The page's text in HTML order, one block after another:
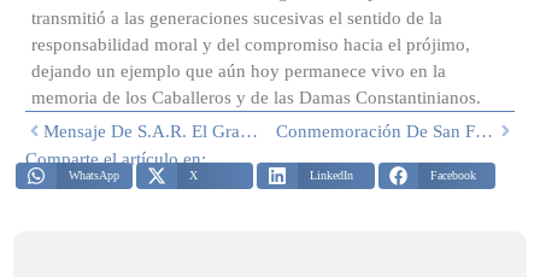
transmitió a las generaciones sucesivas el sentido de la
responsabilidad moral y del compromiso hacia el prójimo,
dejando un ejemplo que aún hoy permanece vivo en la
memoria de los Caballeros y de las Damas Constantinianos.
Mensaje De S.A.R. El Gran Maestro Con Ocasión Del Primer Aniversario Del Pontificado De Su Santidad El Papa León XIV
Conmemoración De San Fernando
Comparte el artículo en:
WhatsApp X LinkedIn Facebook